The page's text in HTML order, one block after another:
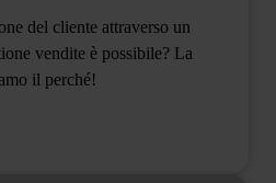
del cliente attraverso un
vendite è possibile? La
il perché!